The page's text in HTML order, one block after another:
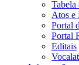
Tabela
Atos e
Portal
Portal
Editais